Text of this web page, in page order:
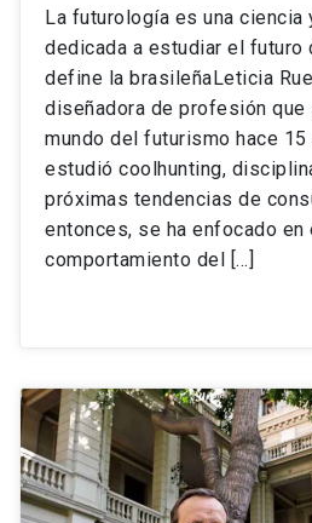
La futurología es una
dedicada a estudiar el futuro
define la brasileñaLeticia
diseñadora de profesión que
mundo del futurismo hace 15
estudió coolhunting,
próximas tendencias de
entonces, se ha enfocado en
comportamiento del […]